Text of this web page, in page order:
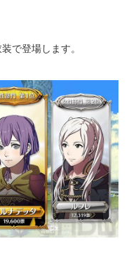
で登場します。